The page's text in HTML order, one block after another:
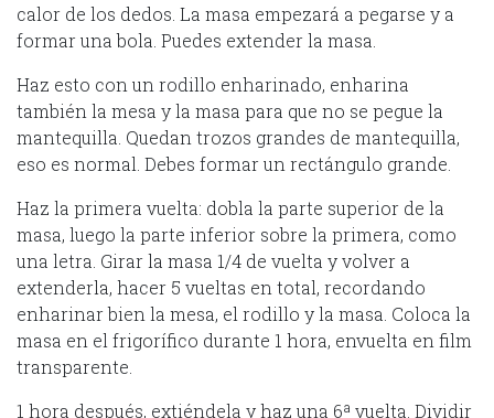
calor de los dedos. La masa empezará a pegarse y a
formar una bola. Puedes extender la masa.
Haz esto con un rodillo enharinado, enharina
también la mesa y la masa para que no se pegue la
mantequilla. Quedan trozos grandes de mantequilla,
eso es normal. Debes formar un rectángulo grande.
Haz la primera vuelta: dobla la parte superior de la
masa, luego la parte inferior sobre la primera, como
una letra. Girar la masa 1/4 de vuelta y volver a
extenderla, hacer 5 vueltas en total, recordando
enharinar bien la mesa, el rodillo y la masa. Coloca la
masa en el frigorífico durante 1 hora, envuelta en film
transparente.
1 hora después, extiéndela y haz una 6ª vuelta. Dividir